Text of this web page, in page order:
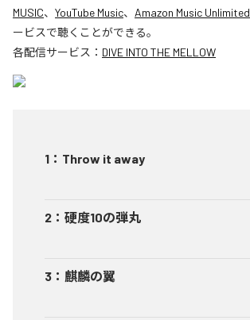
MUSIC、 YouTube Music、 Amazon Music Unlimited
ービスで聴くことができる。
各配信サービス： DIVE INTO THE MELLOW
1 ： Throw it away
2 ： 硬度10の弾丸
3 ： 麒麟の翼